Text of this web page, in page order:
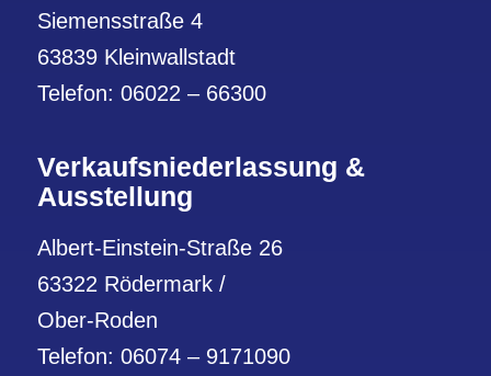
Siemensstraße 4
63839 Kleinwallstadt
Telefon: 06022 – 66300
Verkaufs­niederlassung &
Ausstellung
Albert-Einstein-Straße 26
63322 Rödermark /
Ober-Roden
Telefon: 06074 – 9171090